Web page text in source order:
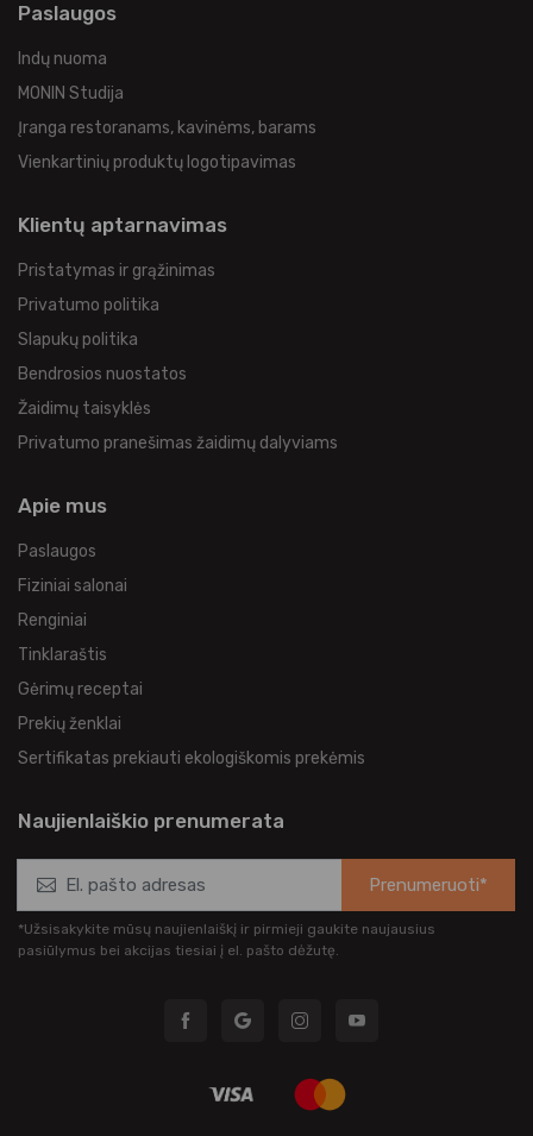
Paslaugos
Indų nuoma
MONIN Studija
Įranga restoranams, kavinėms, barams
Vienkartinių produktų logotipavimas
Klientų aptarnavimas
Pristatymas ir grąžinimas
Privatumo politika
Slapukų politika
Bendrosios nuostatos
Žaidimų taisyklės
Privatumo pranešimas žaidimų dalyviams
Apie mus
Paslaugos
Fiziniai salonai
Renginiai
Tinklaraštis
Gėrimų receptai
Prekių ženklai
Sertifikatas prekiauti ekologiškomis prekėmis
Naujienlaiškio prenumerata
Prenumeruoti*
*Užsisakykite mūsų naujienlaiškį ir pirmieji gaukite naujausius
pasiūlymus bei akcijas tiesiai į el. pašto dėžutę.